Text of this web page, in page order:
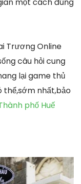
một cách đúng
Trương Online
câu hỏi cung
lại game thủ
nhất,bảo
phố Huế